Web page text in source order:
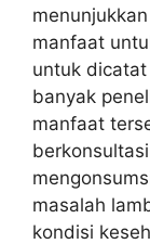
manfaat
untuk
banyak
manfaat
masalah
kondisi